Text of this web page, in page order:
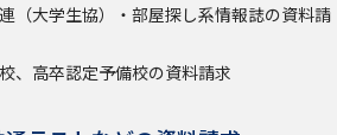
（大学生協）・部屋探し系情報誌の資料請
、高卒認定予備校の資料請求